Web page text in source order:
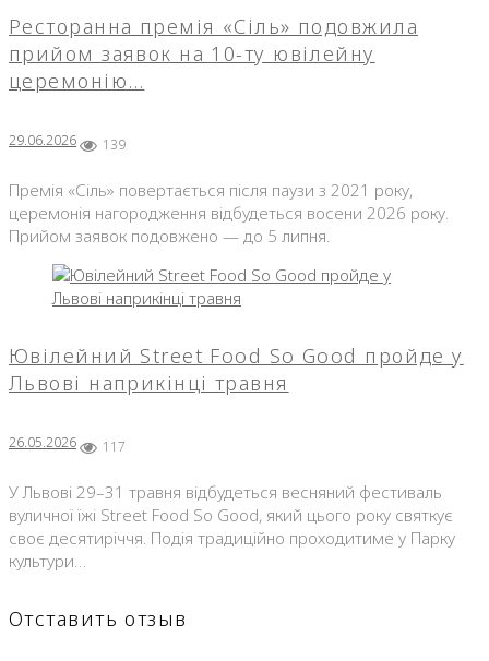
Ресторанна премія «Сіль» подовжила
прийом заявок на 10-ту ювілейну
церемонію…
29.06.2026 139
Премія «Сіль» повертається після паузи з 2021 року,
церемонія нагородження відбудеться восени 2026 року.
Прийом заявок подовжено — до 5 липня.
Ювілейний Street Food So Good пройде у
Львові наприкінці травня
26.05.2026 117
У Львові 29–31 травня відбудеться весняний фестиваль
вуличної їжі Street Food So Good, який цього року святкує
своє десятиріччя. Подія традиційно проходитиме у Парку
культури…
Отставить отзыв